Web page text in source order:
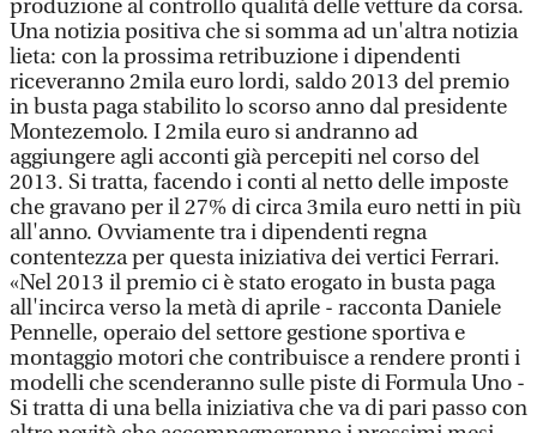
produzione al controllo qualità delle vetture da corsa.
Una notizia positiva che si somma ad un'altra notizia
lieta: con la prossima retribuzione i dipendenti
riceveranno 2mila euro lordi, saldo 2013 del premio
in busta paga stabilito lo scorso anno dal presidente
Montezemolo. I 2mila euro si andranno ad
aggiungere agli acconti già percepiti nel corso del
2013. Si tratta, facendo i conti al netto delle imposte
che gravano per il 27% di circa 3mila euro netti in più
all'anno. Ovviamente tra i dipendenti regna
contentezza per questa iniziativa dei vertici Ferrari.
«Nel 2013 il premio ci è stato erogato in busta paga
all'incirca verso la metà di aprile - racconta Daniele
Pennelle, operaio del settore gestione sportiva e
montaggio motori che contribuisce a rendere pronti i
modelli che scenderanno sulle piste di Formula Uno -
Si tratta di una bella iniziativa che va di pari passo con